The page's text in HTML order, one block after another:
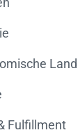
Fulfillment